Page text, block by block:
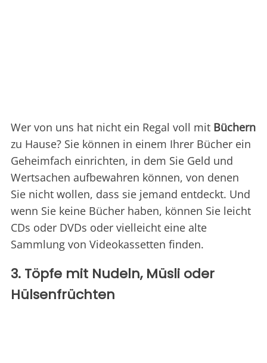
Wer von uns hat nicht ein Regal voll mit Büchern
zu Hause? Sie können in einem Ihrer Bücher ein
Geheimfach einrichten, in dem Sie Geld und
Wertsachen aufbewahren können, von denen
Sie nicht wollen, dass sie jemand entdeckt. Und
wenn Sie keine Bücher haben, können Sie leicht
CDs oder DVDs oder vielleicht eine alte
Sammlung von Videokassetten finden.
3. Töpfe mit Nudeln, Müsli oder
Hülsenfrüchten